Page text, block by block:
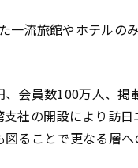
一流旅館やホテルの
会員数100万人、掲
社の開設により訪
ることで更なる層へ